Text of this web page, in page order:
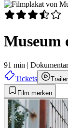
Museum
91 min |
Tickets
Trailer
Film merken